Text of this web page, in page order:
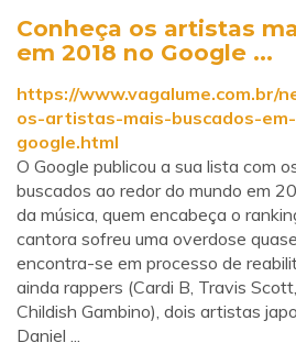
Conheça os artistas
em 2018 no Google ...
https://www.vagalume.com.br/
os-artistas-mais-buscados-
google.html
O Google publicou a sua lista com
buscados ao redor do mundo em
da música, quem encabeça o
cantora sofreu uma overdose
encontra-se em processo de
ainda rappers (Cardi B, Travis
Childish Gambino), dois artistas
Daniel ...